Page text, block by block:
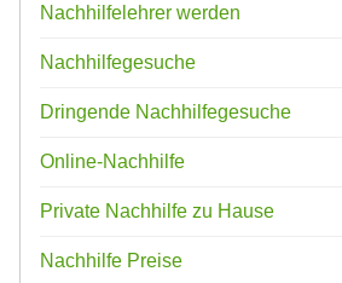
Nachhilfelehrer werden
Nachhilfegesuche
Dringende Nachhilfegesuche
Online-Nachhilfe
Private Nachhilfe zu Hause
Nachhilfe Preise